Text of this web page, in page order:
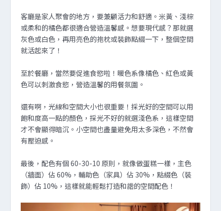
客廳是家人聚會的地方，要兼顧活力和舒適。米黃、淺棕
或柔和的橘色都很適合營造溫馨感。想要現代感？那就選
灰色或白色，再用亮色的抱枕或裝飾點綴一下，整個空間
就活起來了！
至於餐廳，當然要促進食慾啦！暖色系像橘色、紅色或黃
色可以刺激食慾，營造溫馨的用餐氛圍。
還有啊，光線和空間大小也很重要！採光好的空間可以用
飽和度高一點的顏色，採光不好的就選淺色系，這樣空間
才不會顯得暗沉。小空間也盡量避免用太多深色，不然會
有壓迫感。
最後，配色有個 60-30-10 原則，就像做蛋糕一樣，主色
（牆面）佔 60%，輔助色（家具）佔 30%，點綴色（裝
飾）佔 10%，這樣就能輕鬆打造和諧的空間配色！